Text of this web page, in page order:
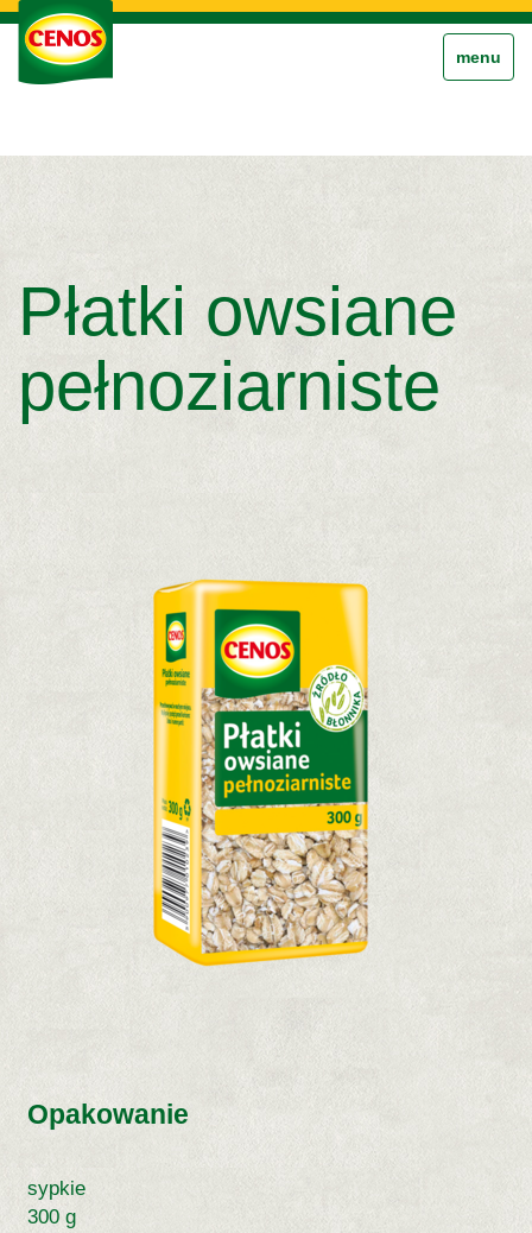
Pokaż/
mennu
menu
Płatki owsiane
pełnoziarniste
Opakowanie
sypkie
300 g